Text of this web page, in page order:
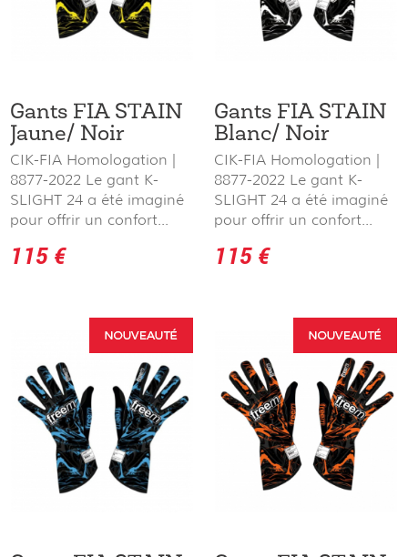
Gants FIA STAIN
Jaune/ Noir
CIK-FIA Homologation |
8877-2022 Le gant K-
SLIGHT 24 a été imaginé
pour offrir un confort...
115 €
Gants FIA STAIN
Blanc/ Noir
CIK-FIA Homologation |
8877-2022 Le gant K-
SLIGHT 24 a été imaginé
pour offrir un confort...
115 €